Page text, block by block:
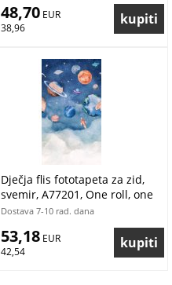
48,70 EUR
38,96
Dječja flis fototapeta za zid,
svemir, A77201, One roll, one
motif 2, Grandeco | Ljepilo
Dostava 7-10 rad. dana
53,18 EUR
42,54